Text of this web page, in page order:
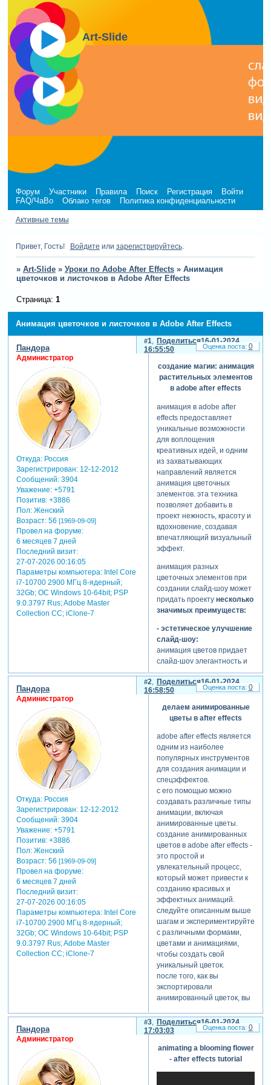
Art-Slide
Форум Участники Правила Поиск Регистрация
Войти
FAQ/ЧаВо
Облако тегов Политика конфиденциальности
Активные темы
Привет, Гость! Войдите или зарегистрируйтесь.
» Art-Slide » Уроки по Adobe After Effects » Анимация
цветочков и листочков в Adobe After Effects
Анимация цветочков и листочков в Adobe After Effects
Страница: 1
Поделиться
1
16-01-2024
16:55:50
Пандора
Администратор
Откуда:Россия
Зарегистрирован: 12-12-2012
Сообщений:3904
Уважение: +5791
Позитив: +3886
Пол:Женский
Возраст:56 [1969-09-09]
Провел на форуме:
6 месяцев 7 дней
Последний визит:
27-07-2026 00:16:05
Параметры компьютера:Intel Core
i7-10700 2900 МГц 8-ядерный;
32Gb; ОС Windows 10-64bit; PSP
9.0.3797 Rus; Adobe Master
Collection СС; iClone-7
создание магии: анимация
растительных элементов
в adobe after effects
анимация в adobe after
effects предоставляет
уникальные возможности
для воплощения
креативных идей, и одним
из захватывающих
направлений является
анимация цветочных
элементов. эта техника
позволяет добавить в
проект нежность, красоту и
вдохновение, создавая
впечатляющий визуальный
эффект.
анимация разных
цветочных элементов при
создании слайд-шоу может
придать проекту несколько
значимых преимуществ:
- эстетическое улучшение
слайд-шоу:
анимация цветов придает
слайд-шоу элегантность и
красоту. цветочные
элементы могут служить
визуальным украшением,
добавляя проекту нежность
и стиль. это особенно
слайд-шоу для свадеб,
романтических
мероприятий или других
событий, где важна
атмосфера красоты и
чувственности.
- тематическое
соответствие:
анимированные цветы
могут быть использованы
для усиления тематики
слайд-шоу. например, при
создании презентации для
события, связанного с
природой, цветочные
анимации будут
соответствовать теме и
создадут гармоничную
атмосферу.
- привлечение внимания
зрителя:
анимация цветочных
элементов привлекает
внимание зрителя и делает
слайд-шоу более
создают точки фокуса,
которые могут удерживать
особенно если анимация
0
Поделиться
2
16-01-2024
16:58:50
Пандора
Администратор
Откуда:Россия
Зарегистрирован: 12-12-2012
Сообщений:3904
Уважение: +5791
Позитив: +3886
Пол:Женский
Возраст:56 [1969-09-09]
Провел на форуме:
6 месяцев 7 дней
Последний визит:
27-07-2026 00:16:05
Параметры компьютера:Intel Core
i7-10700 2900 МГц 8-ядерный;
32Gb; ОС Windows 10-64bit; PSP
9.0.3797 Rus; Adobe Master
Collection СС; iClone-7
делаем анимированные
цветы в after effects
adobe after effects является
одним из наиболее
популярных инструментов
для создания анимации и
спецэффектов.
с его помощью можно
создавать различные типы
анимации, включая
анимированные цветы.
создание анимированных
цветов в adobe after effects -
это простой и
увлекательный процесс,
который может привести к
созданию красивых и
эффектных анимаций.
следуйте описанным выше
шагам и экспериментируйте
с различными формами,
цветами и анимациями,
чтобы создать свой
уникальный цветок.
после того, как вы
экспортировали
анимированный цветок, вы
своих проектах.
например, можно добавить
переходы между сценами
более красивыми.
можно также использовать
0
Поделиться
3
16-01-2024
17:03:03
Пандора
Администратор
animating a blooming flower
- after effects tutorial
0